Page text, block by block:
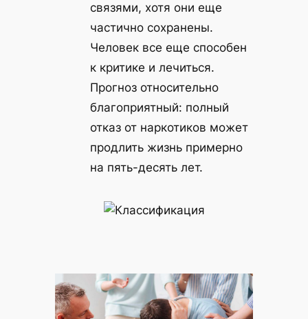
связями, хотя они еще
частично сохранены.
Человек все еще способен
к критике и лечиться.
Прогноз относительно
благоприятный: полный
отказ от наркотиков может
продлить жизнь примерно
на пять-десять лет.